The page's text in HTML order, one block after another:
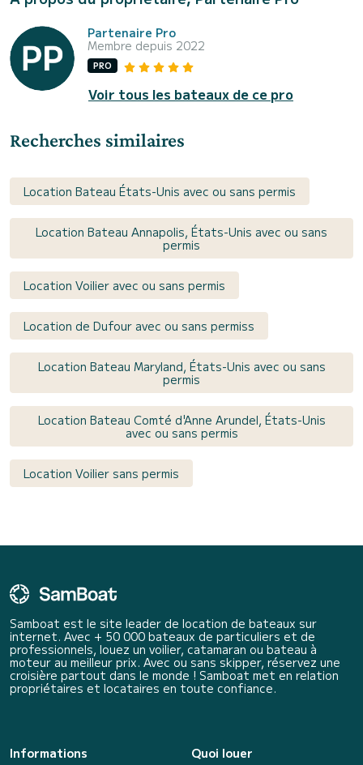
Partenaire Pro
Membre depuis 2022
PRO
Voir tous les bateaux de ce pro
Recherches similaires
Location Bateau États-Unis avec ou sans permis
Location Bateau Annapolis, États-Unis avec ou sans
permis
Location Voilier avec ou sans permis
Location de Dufour avec ou sans permiss
Location Bateau Maryland, États-Unis avec ou sans
permis
Location Bateau Comté d'Anne Arundel, États-Unis
avec ou sans permis
Location Voilier sans permis
Samboat est le site leader de location de bateaux sur
internet. Avec + 50 000 bateaux de particuliers et de
professionnels, louez un voilier, catamaran ou bateau à
moteur au meilleur prix. Avec ou sans skipper, réservez une
croisière partout dans le monde ! Samboat met en relation
propriétaires et locataires en toute confiance.
Informations
Quoi louer